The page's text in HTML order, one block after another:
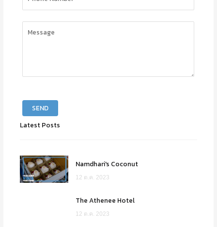
Latest Posts
Namdhari's Coconut
12 ต.ค. 2023
The Athenee Hotel
12 ต.ค. 2023